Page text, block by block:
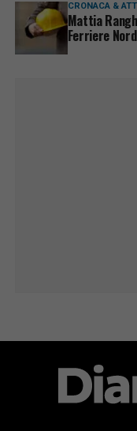
CRONACA &
Mattia
Ferriere